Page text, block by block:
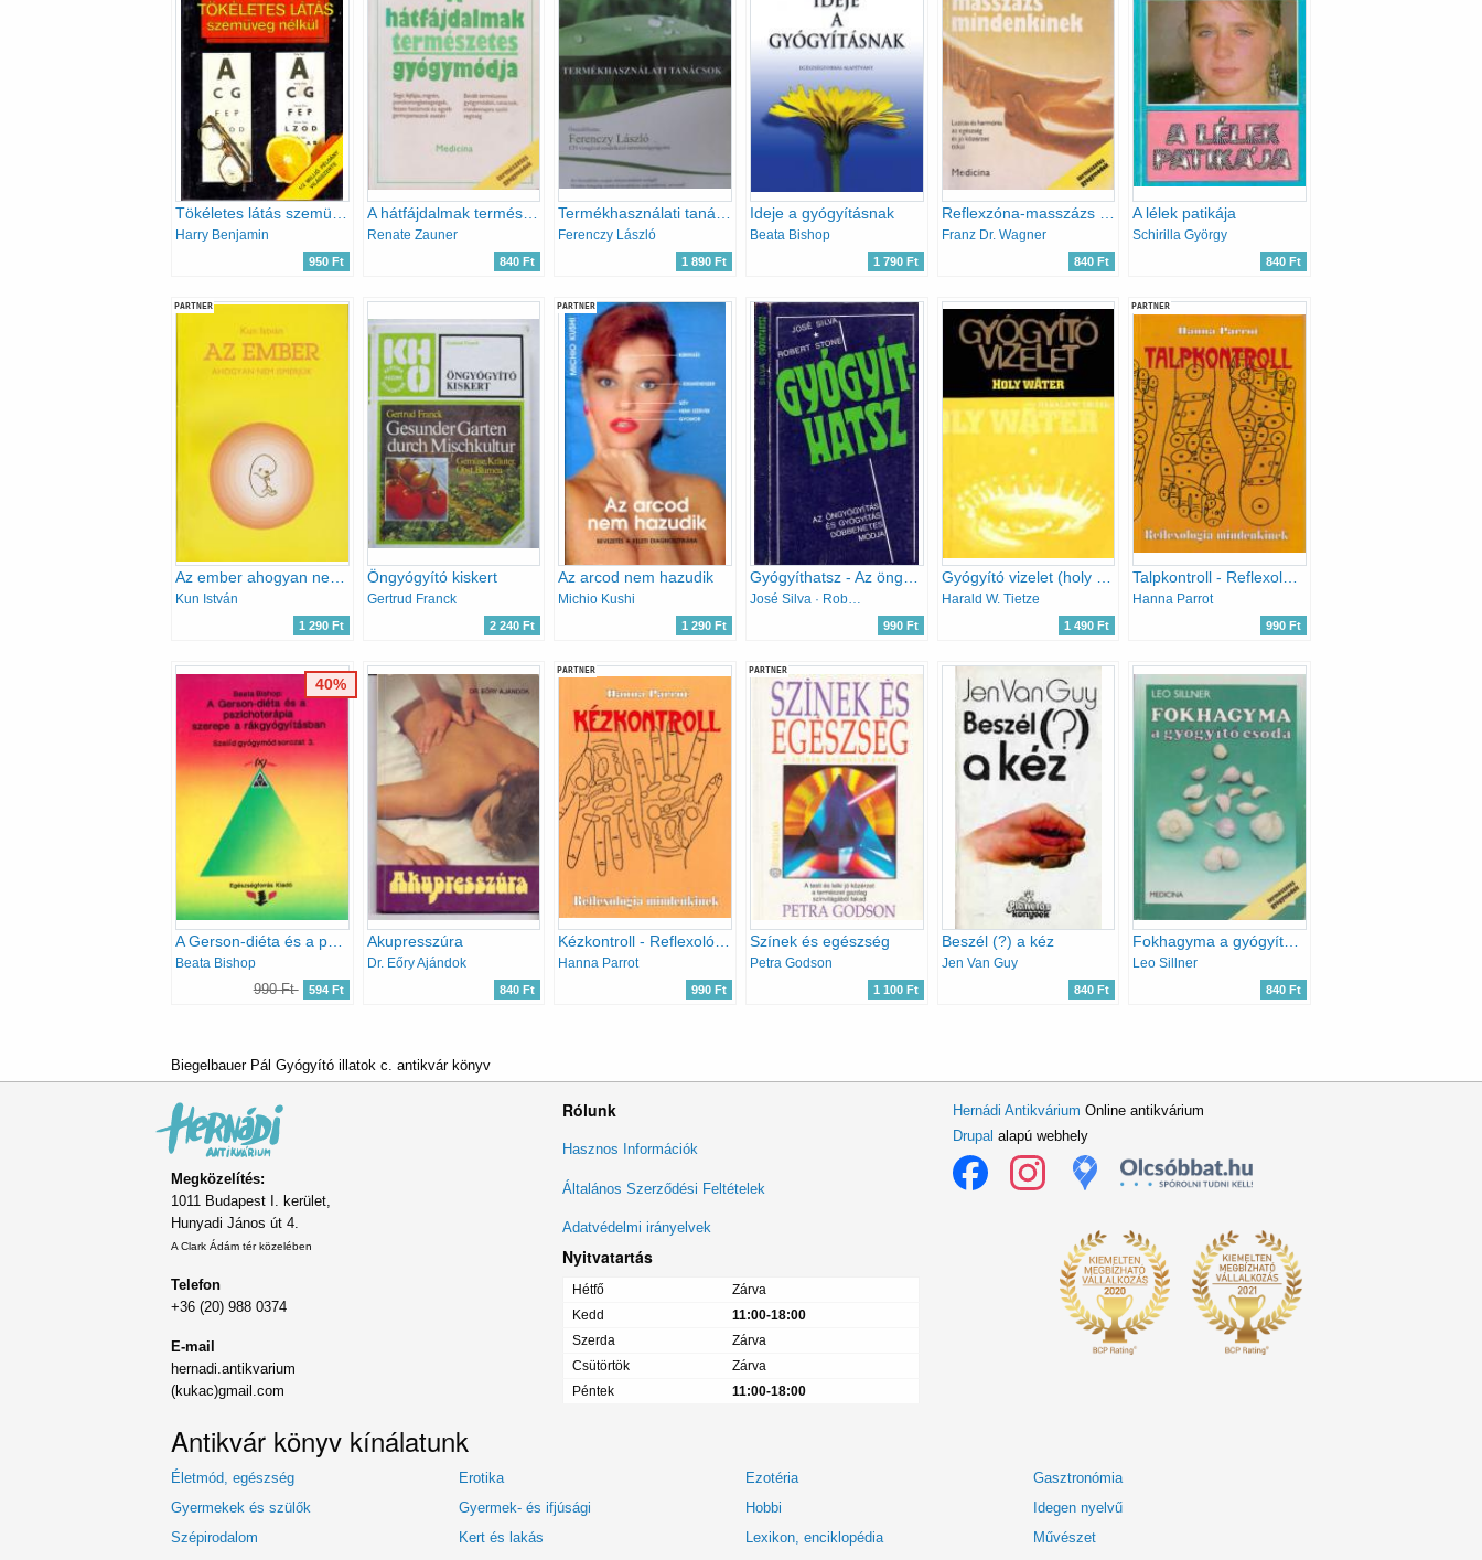
Tökéletes látás szemüveg nélkül
Harry Benjamin
950 Ft
A hátfájdalmak természetes gyógymódja
Renate Zauner
840 Ft
Termékhasználati tanácsok
Ferenczy László
1 890 Ft
Ideje a gyógyításnak
Beata Bishop
1 790 Ft
Reflexzóna-masszázs mindenkinek
Franz Dr. Wagner
840 Ft
A lélek patikája
Schirilla György
840 Ft
PARTNER
Kun István
1 290 Ft
Öngyógyító kiskert
Gertrud Franck
2 240 Ft
PARTNER
Az arcod nem hazudik
Michio Kushi
1 290 Ft
José Silva · Robert B. Stone
990 Ft
Harald W. Tietze
1 490 Ft
PARTNER
Hanna Parrot
990 Ft
Beata Bishop
990 Ft 594 Ft
40%
Akupresszúra
Dr. Eőry Ajándok
840 Ft
PARTNER
Hanna Parrot
990 Ft
PARTNER
Színek és egészség
Petra Godson
1 100 Ft
Beszél (?) a kéz
Jen Van Guy
840 Ft
Leo Sillner
840 Ft
Biegelbauer Pál Gyógyító illatok c. antikvár könyv
Megközelítés:
1011 Budapest I. kerület,
Hunyadi János út 4.
A Clark Ádám tér közelében
Telefon
+36 (20) 988 0374
E-mail
hernadi.antikvarium
(kukac)gmail.com
Rólunk
Lábléc
menü
Hasznos Információk
Általános Szerződési Feltételek
Adatvédelmi irányelvek
Nyitvatartás
Hétfő
Zárva
Kedd
11:00-18:00
Szerda
Zárva
Csütörtök
Zárva
Péntek
11:00-18:00
Hernádi Antikvárium Online antikvárium
Drupal alapú webhely
Antikvár könyv kínálatunk
Életmód, egészség Erotika Ezotéria
Gasztronómia
Gyermekek és szülők
Gyermek- és ifjúsági Hobbi
Idegen nyelvű
Szépirodalom
Kert és lakás Lexikon, enciklopédia
Művészet